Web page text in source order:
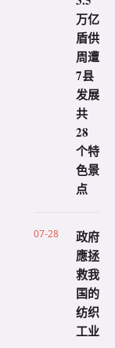
万亿
盾供
周遭
7县
发展
共
28
个特
色景
点
07-28
政府
應拯
救我
国的
纺织
工业